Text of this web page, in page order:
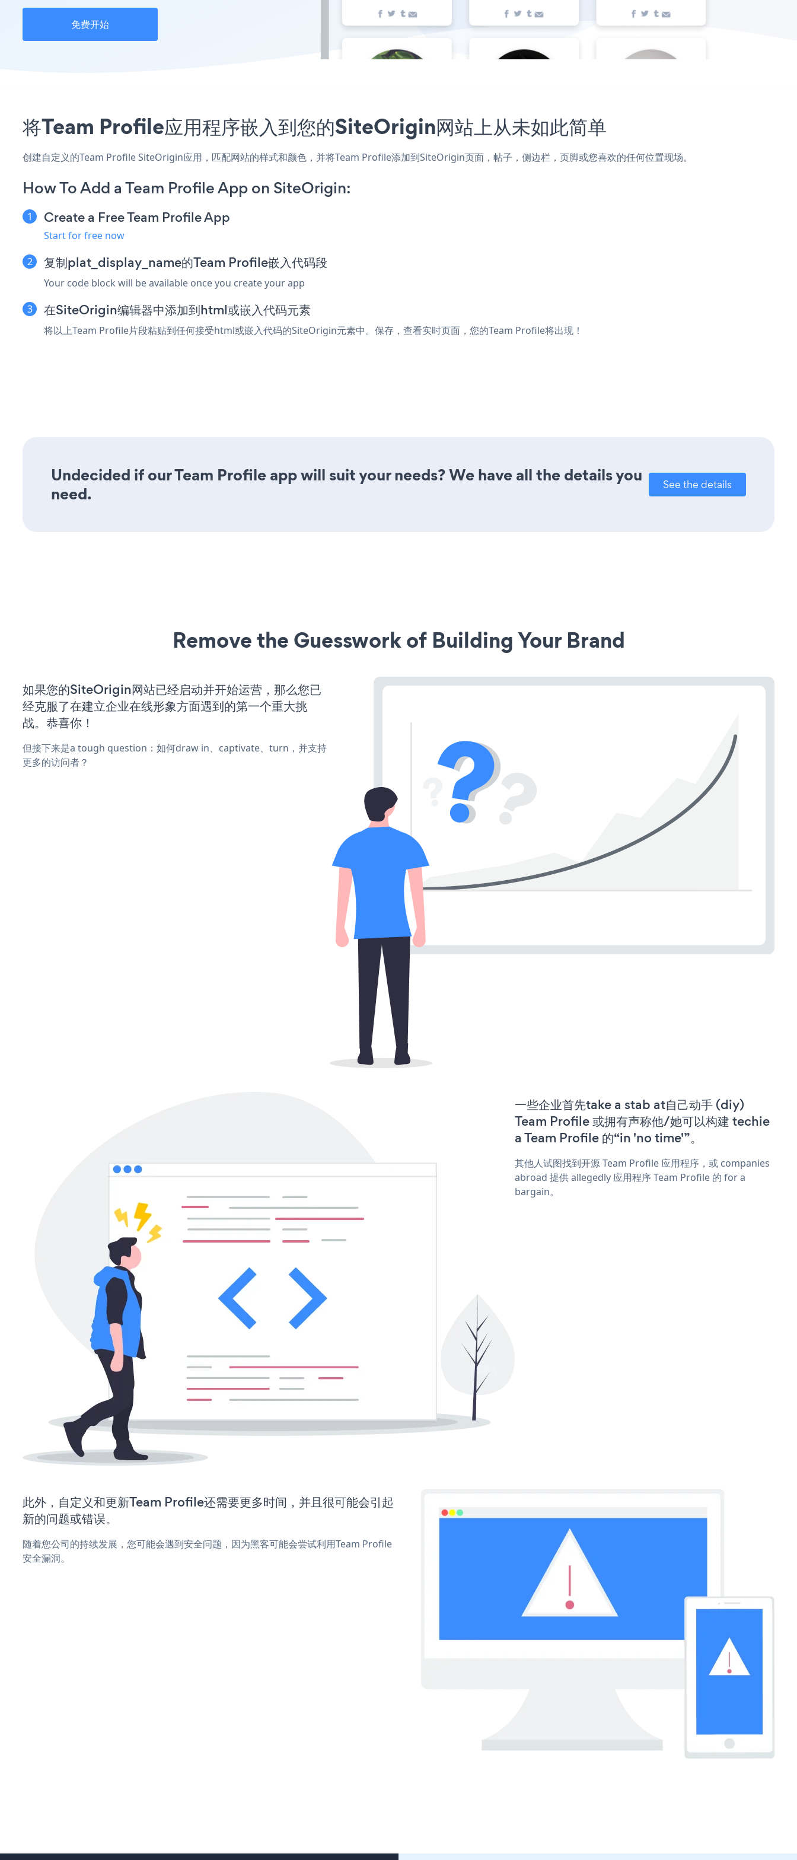
免费开始
将Team Profile应用程序嵌入到您的SiteOrigin网站上从未如此简单
创建自定义的Team Profile SiteOrigin应用，匹配网站的样式和颜色，并将Team Profile添加到SiteOrigin页面，帖子，侧边栏，页脚或您喜欢的任何位置现场。
How To Add a Team Profile App on SiteOrigin:
Create a Free Team Profile App
Start for free now
复制plat_display_name的Team Profile嵌入代码段
Your code block will be available once you create your app
在SiteOrigin编辑器中添加到html或嵌入代码元素
将以上Team Profile片段粘贴到任何接受html或嵌入代码的SiteOrigin元素中。保存，查看实时页面，您的Team Profile将出现！
Undecided if our Team Profile app will suit your needs? We have all the details you
need.
See the details
Remove the Guesswork of Building Your Brand
如果您的SiteOrigin网站已经启动并开始运营，那么您已
经克服了在建立企业在线形象方面遇到的第一个重大挑
战。恭喜你！
但接下来是a tough question：如何draw in、captivate、turn，并支持
更多的访问者？
一些企业首先take a stab at自己动手 (diy)
Team Profile 或拥有声称他/她可以构建 techie
a Team Profile 的“in 'no time'”。
其他人试图找到开源 Team Profile 应用程序，或 companies
abroad 提供 allegedly 应用程序 Team Profile 的 for a
bargain。
此外，自定义和更新Team Profile还需要更多时间，并且很可能会引起
新的问题或错误。
随着您公司的持续发展，您可能会遇到安全问题，因为黑客可能会尝试利用Team Profile
安全漏洞。